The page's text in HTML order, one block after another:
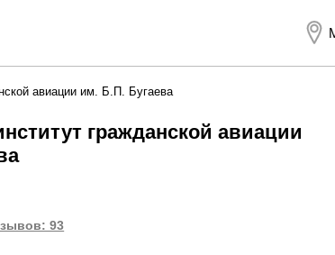
авиации им. Б.П. Бугаева
гражданской авиации
93